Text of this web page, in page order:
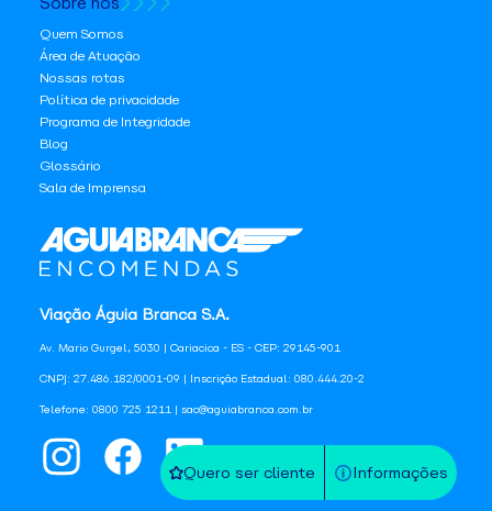
Quero ser cliente Informações
Viação Águia Branca S.A.
Av. Mario Gurgel, 5030 | Cariacica - ES - CEP: 29145-901
CNPJ: 27.486.182/0001-09 | Inscrição Estadual: 080.444.20-2
Telefone: 0800 725 1211 | sac@aguiabranca.com.br
Quem Somos
Área de Atuação
Nossas rotas
Política de privacidade
Programa de Integridade
Blog
Glossário
Sala de Imprensa